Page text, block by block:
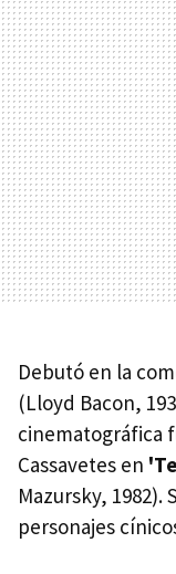
Debutó en la
(Lloyd Bacon,
cinematográfica
Cassavetes en
Mazursky,
personajes